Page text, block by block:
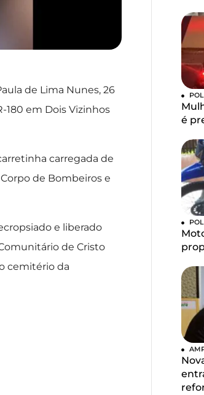
de Lima Nunes, 26
180 em Dois Vizinhos
carregada de
de Bombeiros e
e liberado
de Cristo
cemitério da
é